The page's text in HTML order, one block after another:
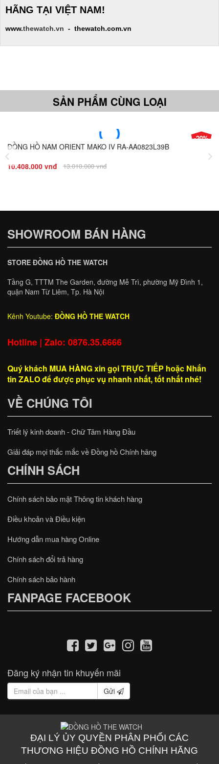
HÃNG TẠI VIỆT NAM!
www.thewatch.vn - thewatch.com.vn
SẢN PHẨM CÙNG LOẠI
-20%
ĐỒNG HỒ NAM ORIENT MAKO IV RA-AA0823L39B
10.408.000 vnđ
13.010.000 vnđ
SHOWROOM BÁN HÀNG
STORE ĐỒNG HỒ THE WATCH
Tầng G, TTTM The Garden, đường Mễ Trì, phường Mỹ Đình 1,
quận Nam Từ Liêm, Tp. Hà Nội
Kênh Youtube: ĐỒNG HỒ THE WATCH
Hotline | Zalo: 0876.35.6666
Quý khách MUA HÀNG xin gọi TRỰC TIẾP hoặc Nhắn
tin ZALO để được phục vụ nhanh nhất, tốt nhất nhé!
VỀ CHÚNG TÔI
Triết lý kinh doanh - Chữ Tâm Hàng Đầu
Giải đáp mọi thắc mắc về Đồng hồ Chính hãng
CHÍNH SÁCH
Chính sách bảo mật Thông tin khách hàng
Điều khoản và Điều kiện
Hướng dẫn mua hàng Online
Chính sách đổi trả hàng
Chính sách bảo hành
FANPAGE FACEBOOK
Đăng ký nhận tin khuyến mãi
Gửi
ĐẠI LÝ ỦY QUYỀN PHÂN PHỐI CÁC
THƯƠNG HIỆU ĐỒNG HỒ CHÍNH HÃNG